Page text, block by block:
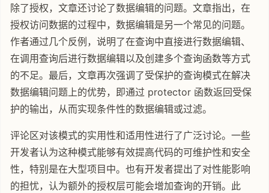
除了授权，文章还讨论了数据编辑的问题。文章指出，在
授权访问数据的过程中，数据编辑是另一个常见的问题。
作者通过几个反例，说明了在查询中直接进行数据编辑、
在调用查询后进行数据编辑以及创建多个查询函数等方式
的不足。最后，文章再次强调了受保护的查询模式在解决
数据编辑问题上的优势，即通过 protector 函数返回受保
护的输出，从而实现条件性的数据编辑或过滤。
评论区对该模式的实用性和适用性进行了广泛讨论。一些
开发者认为这种模式能够有效提高代码的可维护性和安全
性，特别是在大型项目中。也有开发者提出了对性能影响
的担忧，认为额外的授权层可能会增加查询的开销。此